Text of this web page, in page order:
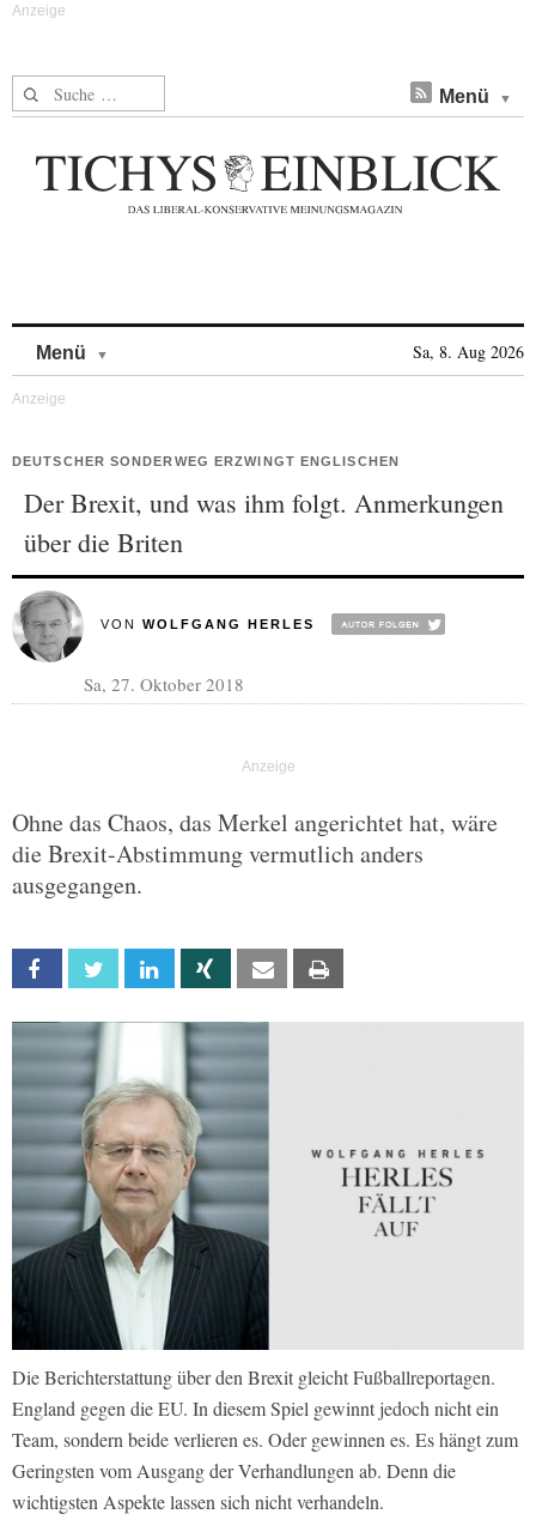
Suche nach: Menü
Menü Sa, 8. Aug 2026
DEUTSCHER SONDERWEG ERZWINGT ENGLISCHEN
Der Brexit, und was ihm folgt. Anmerkungen
über die Briten
VON WOLFGANG HERLES
Sa, 27. Oktober 2018
Ohne das Chaos, das Merkel angerichtet hat, wäre
die Brexit-Abstimmung vermutlich anders
ausgegangen.
Facebook Twitter Linkedin Xing Email
Die Berichterstattung über den Brexit gleicht Fußballreportagen.
England gegen die EU. In diesem Spiel gewinnt jedoch nicht ein
Team, sondern beide verlieren es. Oder gewinnen es. Es hängt zum
Geringsten vom Ausgang der Verhandlungen ab. Denn die
wichtigsten Aspekte lassen sich nicht verhandeln.